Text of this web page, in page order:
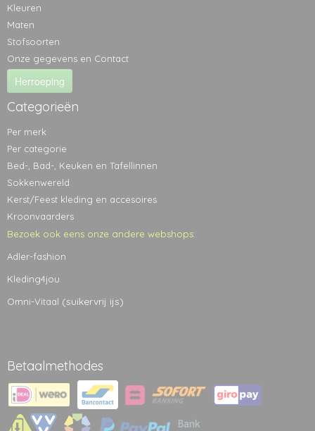
Kleuren
Maten
Stofsoorten
Onze gegevens en Contact
Herroeping
Categorieën
Per merk
Per categorie
Bed-, Bad-, Keuken en Tafellinnen
Sokkenwereld
Kerst/Feest kleding en accesoires
Kroonvaarders
Bezoek ook eens onze andere webshops:
Adler-fashion
Kleding4jou
Omni-Vitaal (suikervrij ijs)
Betaalmethodes